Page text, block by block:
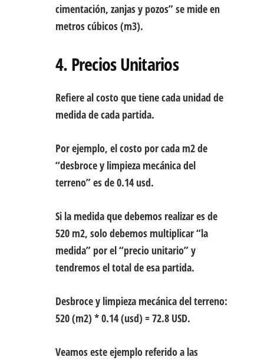
cimentación, zanjas y pozos” se mide en
metros cúbicos (m3).
4. Precios Unitarios
Refiere al costo que tiene cada unidad de
medida de cada partida.
Por ejemplo, el costo por cada m2 de
“desbroce y limpieza mecánica del
terreno” es de 0.14 usd.
Si la medida que debemos realizar es de
520 m2, solo debemos multiplicar “la
medida” por el “precio unitario” y
tendremos el total de esa partida.
Desbroce y limpieza mecánica del terreno:
520 (m2) * 0.14 (usd) = 72.8 USD.
Veamos este ejemplo referido a las